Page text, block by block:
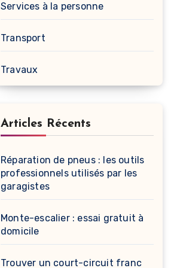
Services à la personne
Transport
Travaux
Articles Récents
Réparation de pneus : les outils
professionnels utilisés par les
garagistes
Monte-escalier : essai gratuit à
domicile
Trouver un court-circuit franc